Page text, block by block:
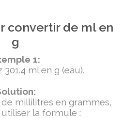
convertir de ml en
g
1:
ml en g (eau).
millilitres en grammes,
la formule :